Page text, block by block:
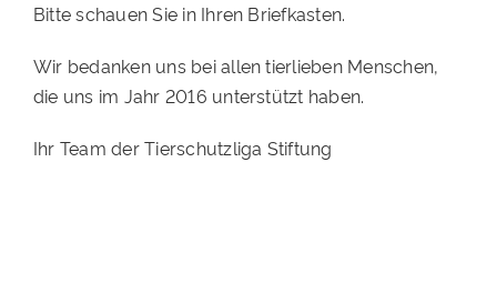
Bitte schauen Sie in Ihren Briefkasten.
Wir bedanken uns bei allen tierlieben Menschen,
die uns im Jahr 2016 unterstützt haben.
Ihr Team der Tierschutzliga Stiftung